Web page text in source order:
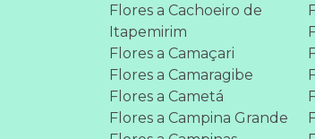
Flores a Cachoeiro de
Itapemirim
Flores a Camaçari
Flores a Camaragibe
Flores a Cametá
Flores a Campina Grande